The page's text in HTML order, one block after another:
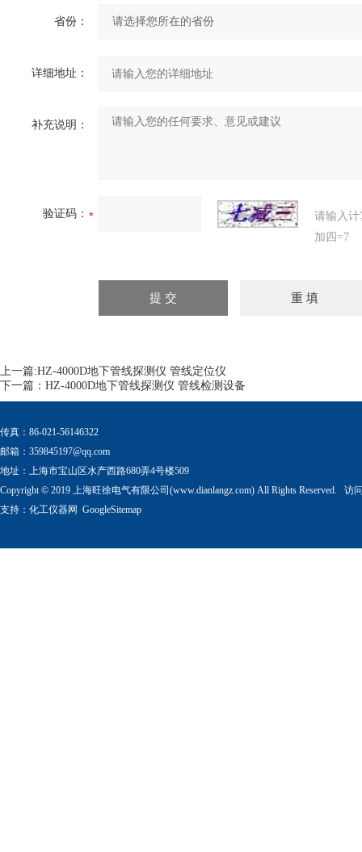
省份：
详细地址：
补充说明：
验证码：
请输入
加四=7
上一篇:HZ-4000D地下管线探测仪 管线定位仪
下一篇： HZ-4000D地下管线探测仪 管线检测设备
传真：86-021-56146322
邮箱： 359845197@qq.com
地址：上海市宝山区水产西路680弄4号楼509
Copyright © 2019 上海旺徐电气有限公司(www.dianlangz.com) All Rights Reserved. 访
支持： 化工仪器网 GoogleSitemap